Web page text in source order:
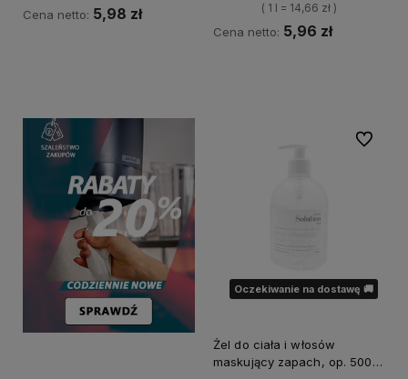
Cena netto: 5,98 zł ( 1 l = 14,66 zł )
Cena netto: 5,96 zł
Oczekiwanie na dostawę 🚚
Żel do ciała i włosów
maskujący zapach, op. 500
Do